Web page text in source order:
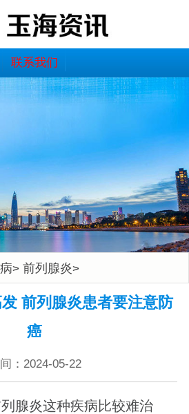
联系我们
> 前列腺炎>
前列腺炎患者要注意防
癌
：2024-05-22
腺炎这种疾病比较难治